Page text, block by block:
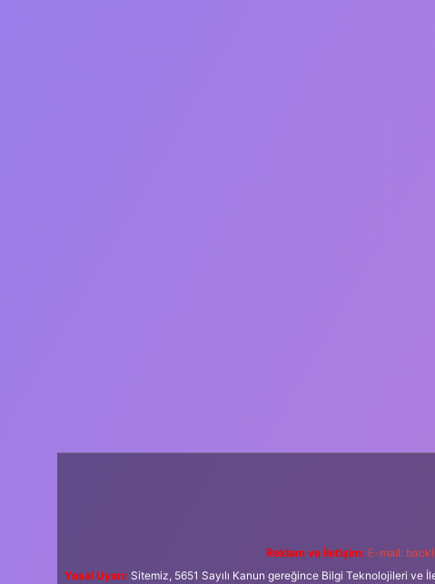
Reklam ve İletişim: E-mail:
Yasal Uyarı: Sitemiz, 5651 Sayılı Kanun gereğince Bilgi Teknolojileri ve